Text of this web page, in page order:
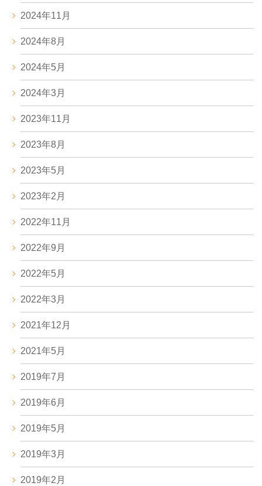
2024年11月
2024年8月
2024年5月
2024年3月
2023年11月
2023年8月
2023年5月
2023年2月
2022年11月
2022年9月
2022年5月
2022年3月
2021年12月
2021年5月
2019年7月
2019年6月
2019年5月
2019年3月
2019年2月